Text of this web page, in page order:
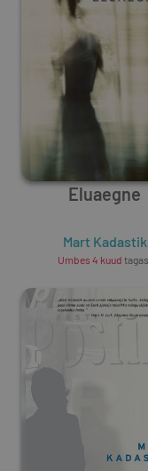
Eluaegne
Mart Kadastik
Umbes 4 kuud